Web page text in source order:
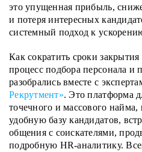
это упущенная прибыль,
и потеря интересных
системный подход к
Как сократить сроки
процесс подбора персонала и
разобрались вместе с
Рекрутмент». Это платформа
точечного и массового найма,
удобную базу кандидатов,
общения с соискателями,
подробную HR-аналитику.